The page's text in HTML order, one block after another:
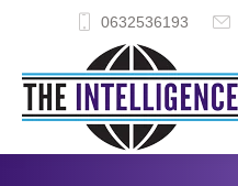
0632536193